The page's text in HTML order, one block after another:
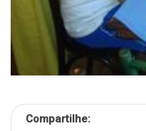
Compartilhe: